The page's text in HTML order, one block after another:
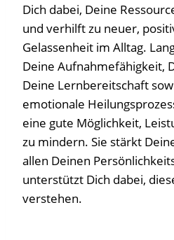
Dich dabei, Deine
und verhilft zu neuer,
Gelassenheit im Alltag.
Deine Aufnahmefähigkeit,
Deine Lernbereitschaft
emotionale
eine gute Möglichkeit,
zu mindern. Sie stärkt
allen Deinen
unterstützt Dich dabei,
verstehen.